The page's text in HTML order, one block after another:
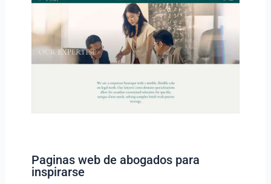
Paginas web de abogados para
inspirarse